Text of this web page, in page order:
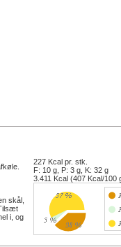
skål,
i, og
227 Kcal pr. stk.
F: 10 g, P: 3 g, K: 32 g
3.411 Kcal (407 Kcal/100